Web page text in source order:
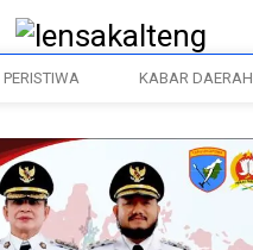
PERISTIWA KABAR DAERAH